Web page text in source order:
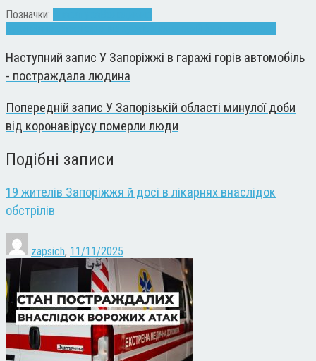
Позначки:
Наступний запис У Запоріжжі в гаражі горів автомобіль
- постраждала людина
Попередній запис У Запорізькій області минулої доби
від коронавірусу померли люди
Подібні записи
19 жителів Запоріжжя й досі в лікарнях внаслідок
обстрілів
zapsich, 11/11/2025